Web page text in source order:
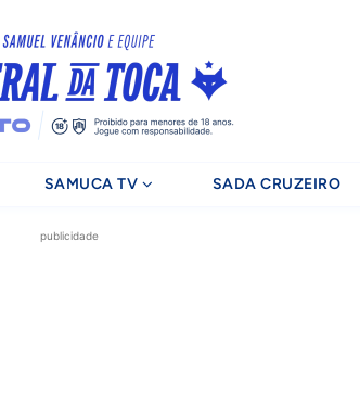
SAMUCA TV SADA CRUZEIRO
publicidade